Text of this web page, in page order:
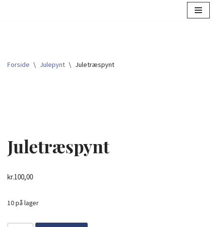
Forside \ Julepynt \ Juletræspynt
Juletræspynt
kr.100,00
10 på lager